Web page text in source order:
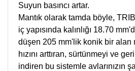
Suyun basıncı artar.
Mantık olarak tamda böyle,
iç yapısında kalınlığı 18.70
düşen 205 mm'lik konik bir alan
hızını arttıran, sürtünmeyi ve
indiren bu sistemle avlarınızın